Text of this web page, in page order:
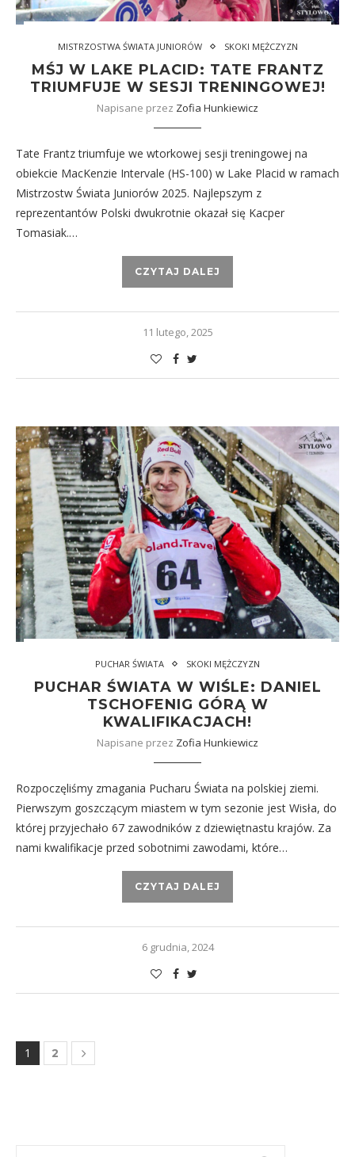
MISTRZOSTWA ŚWIATA JUNIORÓW SKOKI MĘŻCZYZN
MŚJ W LAKE PLACID: TATE FRANTZ
TRIUMFUJE W SESJI TRENINGOWEJ!
Napisane przez Zofia Hunkiewicz
Tate Frantz triumfuje we wtorkowej sesji treningowej na
obiekcie MacKenzie Intervale (HS-100) w Lake Placid w ramach
Mistrzostw Świata Juniorów 2025. Najlepszym z
reprezentantów Polski dwukrotnie okazał się Kacper
Tomasiak.…
CZYTAJ DALEJ
11 lutego, 2025
PUCHAR ŚWIATA SKOKI MĘŻCZYZN
PUCHAR ŚWIATA W WIŚLE: DANIEL
TSCHOFENIG GÓRĄ W
KWALIFIKACJACH!
Napisane przez Zofia Hunkiewicz
Rozpoczęliśmy zmagania Pucharu Świata na polskiej ziemi.
Pierwszym goszczącym miastem w tym sezonie jest Wisła, do
której przyjechało 67 zawodników z dziewiętnastu krajów. Za
nami kwalifikacje przed sobotnimi zawodami, które…
CZYTAJ DALEJ
6 grudnia, 2024
1 2